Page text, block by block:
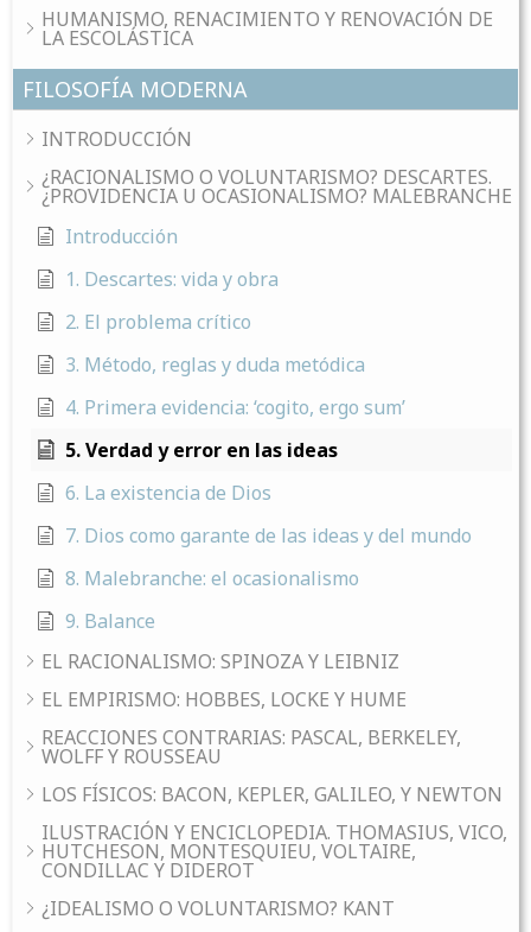
HUMANISMO, RENACIMIENTO Y RENOVACIÓN DE
LA ESCOLÁSTICA
FILOSOFÍA MODERNA
INTRODUCCIÓN
¿RACIONALISMO O VOLUNTARISMO? DESCARTES.
¿PROVIDENCIA U OCASIONALISMO? MALEBRANCHE
Introducción
1. Descartes: vida y obra
2. El problema crítico
3. Método, reglas y duda metódica
4. Primera evidencia: ‘cogito, ergo sum’
5. Verdad y error en las ideas
6. La existencia de Dios
7. Dios como garante de las ideas y del mundo
8. Malebranche: el ocasionalismo
9. Balance
EL RACIONALISMO: SPINOZA Y LEIBNIZ
EL EMPIRISMO: HOBBES, LOCKE Y HUME
REACCIONES CONTRARIAS: PASCAL, BERKELEY,
WOLFF Y ROUSSEAU
LOS FÍSICOS: BACON, KEPLER, GALILEO, Y NEWTON
ILUSTRACIÓN Y ENCICLOPEDIA. THOMASIUS, VICO,
HUTCHESON, MONTESQUIEU, VOLTAIRE,
CONDILLAC Y DIDEROT
¿IDEALISMO O VOLUNTARISMO? KANT